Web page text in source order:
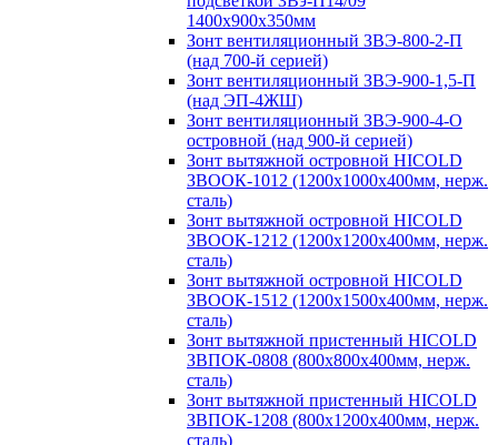
1400х900х350мм
Зонт вентиляционный ЗВЭ-800-2-П
(над 700-й серией)
Зонт вентиляционный ЗВЭ-900-1,5-П
(над ЭП-4ЖШ)
Зонт вентиляционный ЗВЭ-900-4-О
островной (над 900-й серией)
Зонт вытяжной островной HICOLD
ЗВООК-1012 (1200х1000х400мм, нерж.
сталь)
Зонт вытяжной островной HICOLD
ЗВООК-1212 (1200x1200x400мм, нерж.
сталь)
Зонт вытяжной островной HICOLD
ЗВООК-1512 (1200х1500х400мм, нерж.
сталь)
Зонт вытяжной пристенный HICOLD
ЗВПОК-0808 (800х800х400мм, нерж.
сталь)
Зонт вытяжной пристенный HICOLD
ЗВПОК-1208 (800х1200х400мм, нерж.
сталь)